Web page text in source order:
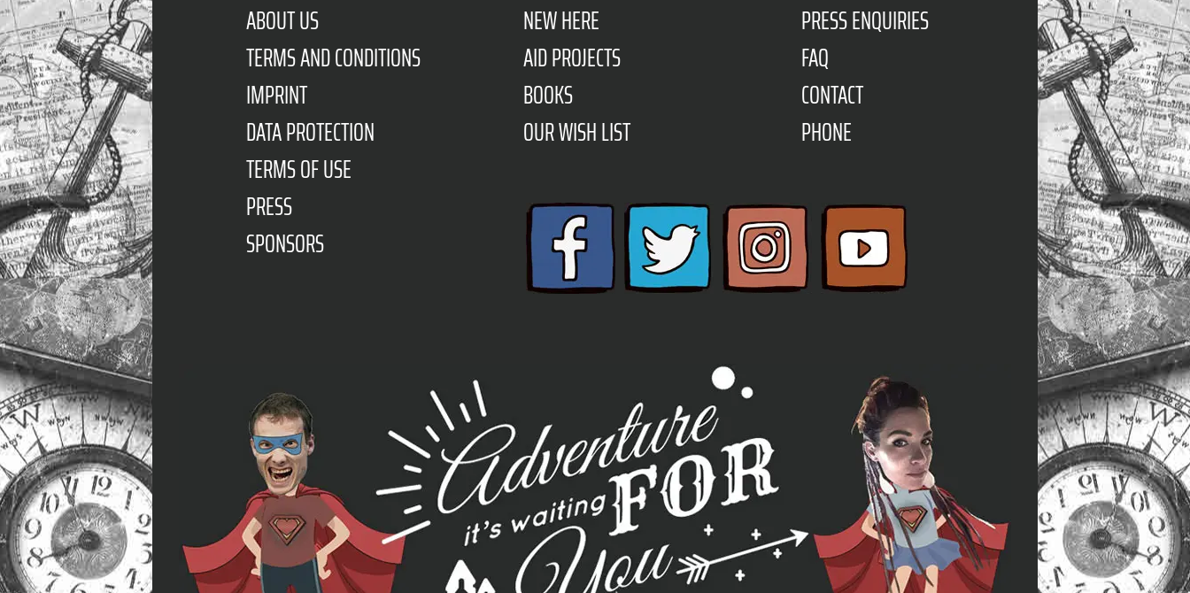
ABOUT US
TERMS AND CONDITIONS
IMPRINT
DATA PROTECTION
TERMS OF USE
PRESS
SPONSORS
NEW HERE
AID PROJECTS
BOOKS
OUR WISH LIST
PRESS ENQUIRIES
FAQ
CONTACT
PHONE